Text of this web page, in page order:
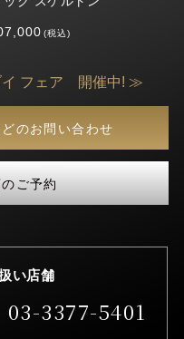
(税込)
イ フェア 開催中! ≫
のお問い合わせ
ご予約
い店舗
03-3377-5401